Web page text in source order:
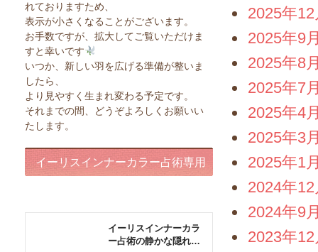
2025年12
2025年9
2025年8
2025年7
2025年4
2025年3
2025年1
2024年12
2024年9
2023年12
れておりますため、
表示が小さくなることがございます。
お手数ですが、拡大してご覧いただけま
すと幸いです
いつか、新しい羽を広げる準備が整いま
したら、
より見やすく生まれ変わる予定です。
それまでの間、どうぞよろしくお願いい
たします。
イーリスインナーカラー占術専用